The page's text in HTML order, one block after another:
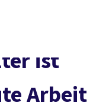
Mitmachen
ist
Arbeit